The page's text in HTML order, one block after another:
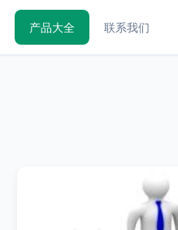
产品大全 联系我们